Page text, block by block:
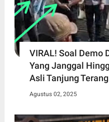
VIRAL! Soal Demo
Yang Janggal
Asli Tanjung Terang
Agustus 02, 2025